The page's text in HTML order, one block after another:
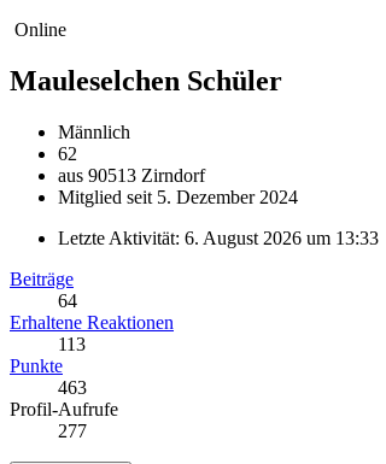
Online
Mauleselchen Schüler
Männlich
62
aus 90513 Zirndorf
Mitglied seit 5. Dezember 2024
Letzte Aktivität: 6. August 2026 um 13:33
Beiträge
64
Erhaltene Reaktionen
113
Punkte
463
Profil-Aufrufe
277